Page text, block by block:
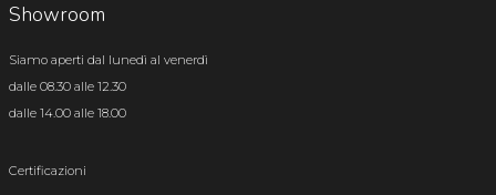
Showroom
Siamo aperti dal lunedì al venerdì
dalle 08.30 alle 12.30
dalle 14.00 alle 18.00
Certificazioni